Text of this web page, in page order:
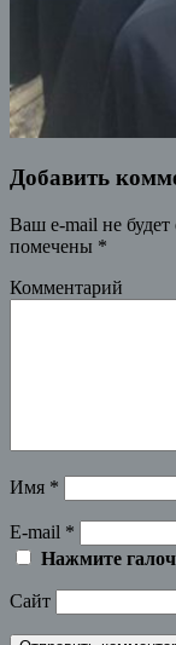
Добавить
Ваш e-mail не будет
помечены *
Комментарий
Имя *
E-mail *
Нажмите
Сайт